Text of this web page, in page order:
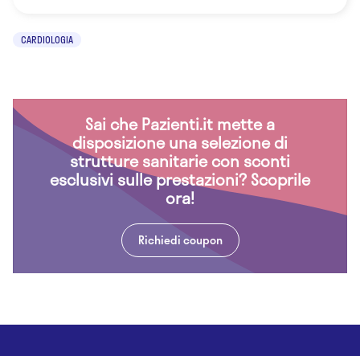
CARDIOLOGIA
Sai che Pazienti.it mette a
disposizione una selezione di
strutture sanitarie con sconti
esclusivi sulle prestazioni? Scoprile
ora!
Richiedi coupon